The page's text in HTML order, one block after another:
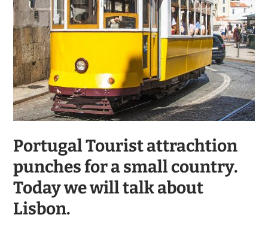
Portugal Tourist attrachtion
punches for a small country.
Today we will talk about
Lisbon.